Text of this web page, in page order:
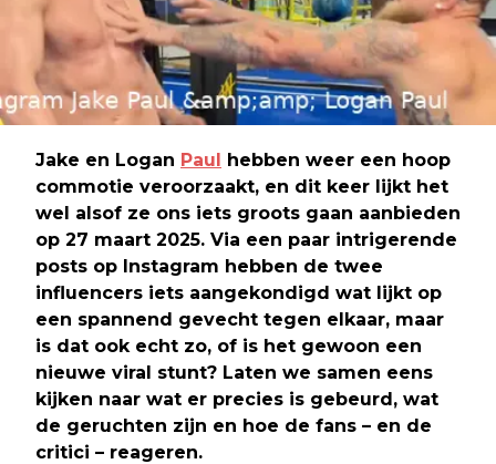
Jake en Logan Paul hebben weer een hoop
commotie veroorzaakt, en dit keer lijkt het
wel alsof ze ons iets groots gaan aanbieden
op 27 maart 2025. Via een paar intrigerende
posts op Instagram hebben de twee
influencers iets aangekondigd wat lijkt op
een spannend gevecht tegen elkaar, maar
is dat ook echt zo, of is het gewoon een
nieuwe viral stunt? Laten we samen eens
kijken naar wat er precies is gebeurd, wat
de geruchten zijn en hoe de fans – en de
critici – reageren.